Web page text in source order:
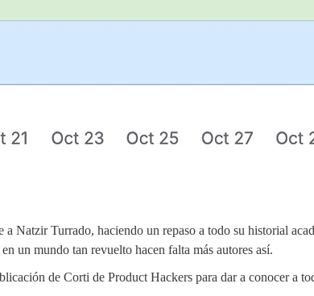
a Natzir Turrado, haciendo un repaso a todo su historial
un mundo tan revuelto hacen falta más autores así.
de Corti de Product Hackers para dar a conocer a